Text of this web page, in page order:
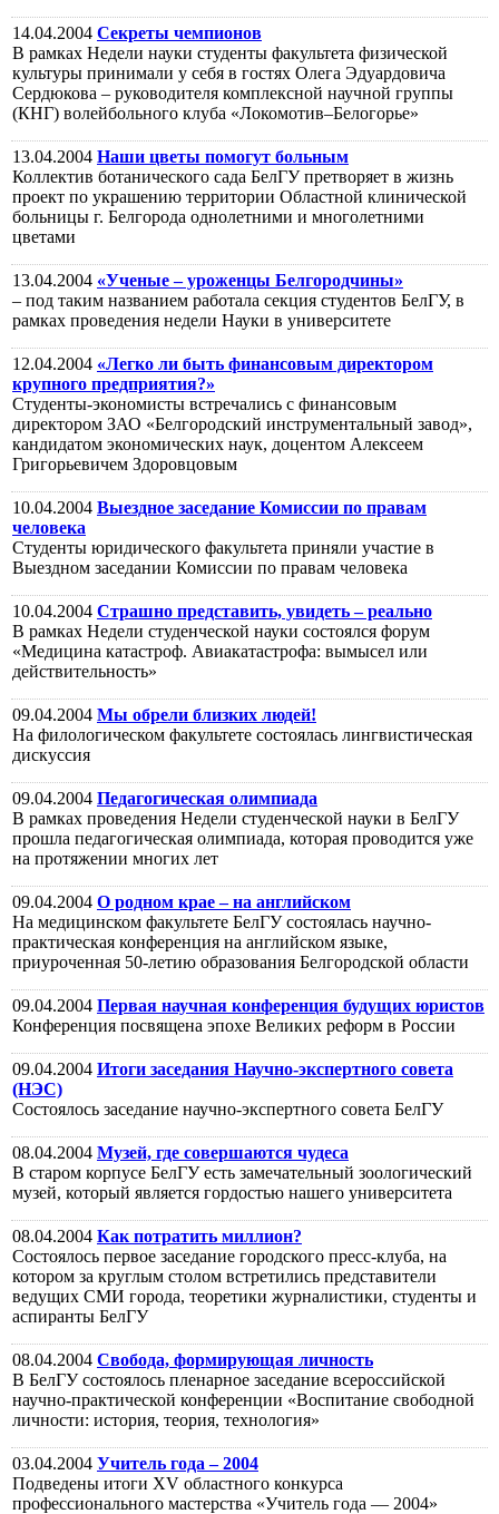
14.04.2004 Секреты чемпионов
В рамках Недели науки студенты факультета физической
культуры принимали у себя в гостях Олега Эдуардовича
Сердюкова – руководителя комплексной научной группы
(КНГ) волейбольного клуба «Локомотив–Белогорье»
13.04.2004 Наши цветы помогут больным
Коллектив ботанического сада БелГУ претворяет в жизнь
проект по украшению территории Областной клинической
больницы г. Белгорода однолетними и многолетними
цветами
13.04.2004 «Ученые – уроженцы Белгородчины»
– под таким названием работала секция студентов БелГУ, в
рамках проведения недели Науки в университете
12.04.2004 «Легко ли быть финансовым директором
крупного предприятия?»
Студенты-экономисты встречались с финансовым
директором ЗАО «Белгородский инструментальный завод»,
кандидатом экономических наук, доцентом Алексеем
Григорьевичем Здоровцовым
10.04.2004 Выездное заседание Комиссии по правам
человека
Студенты юридического факультета приняли участие в
Выездном заседании Комиссии по правам человека
10.04.2004 Страшно представить, увидеть – реально
В рамках Недели студенческой науки состоялся форум
«Медицина катастроф. Авиакатастрофа: вымысел или
действительность»
09.04.2004 Мы обрели близких людей!
На филологическом факультете состоялась лингвистическая
дискуссия
09.04.2004 Педагогическая олимпиада
В рамках проведения Недели студенческой науки в БелГУ
прошла педагогическая олимпиада, которая проводится уже
на протяжении многих лет
09.04.2004 О родном крае – на английском
На медицинском факультете БелГУ состоялась научно-
практическая конференция на английском языке,
приуроченная 50-летию образования Белгородской области
09.04.2004 Первая научная конференция будущих юристов
Конференция посвящена эпохе Великих реформ в России
09.04.2004 Итоги заседания Научно-экспертного совета
(НЭС)
Состоялось заседание научно-экспертного совета БелГУ
08.04.2004 Музей, где совершаются чудеса
В старом корпусе БелГУ есть замечательный зоологический
музей, который является гордостью нашего университета
08.04.2004 Как потратить миллион?
Состоялось первое заседание городского пресс-клуба, на
котором за круглым столом встретились представители
ведущих СМИ города, теоретики журналистики, студенты и
аспиранты БелГУ
08.04.2004 Свобода, формирующая личность
В БелГУ состоялось пленарное заседание всероссийской
научно-практической конференции «Воспитание свободной
личности: история, теория, технология»
03.04.2004 Учитель года – 2004
Подведены итоги XV областного конкурса
профессионального мастерства «Учитель года — 2004»